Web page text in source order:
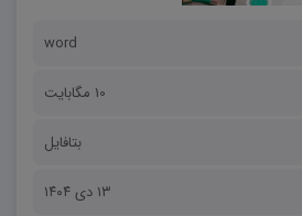
word
10 مگابایت
بتافایل
۱۳ دی ۱۴۰۴